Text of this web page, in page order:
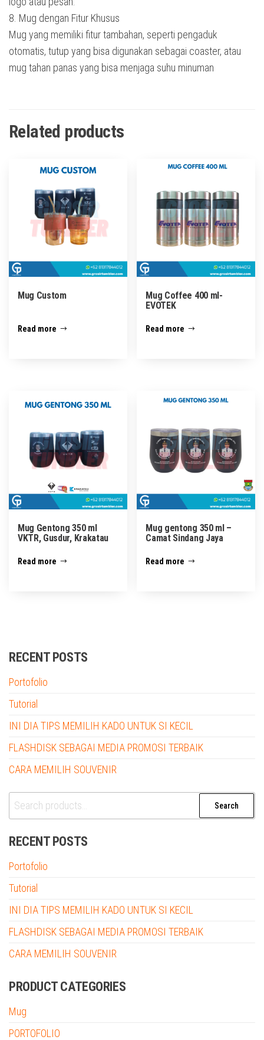
8. Mug dengan Fitur Khusus
Mug yang memiliki fitur tambahan, seperti pengaduk
otomatis, tutup yang bisa digunakan sebagai coaster, atau
mug tahan panas yang bisa menjaga suhu minuman
Related products
Mug Custom
Read more
Mug Coffee 400 ml-
EVOTEK
Read more
Mug Gentong 350 ml
VKTR, Gusdur, Krakatau
Read more
Mug gentong 350 ml –
Camat Sindang Jaya
Read more
RECENT POSTS
Portofolio
Tutorial
INI DIA TIPS MEMILIH KADO UNTUK SI KECIL
FLASHDISK SEBAGAI MEDIA PROMOSI TERBAIK
CARA MEMILIH SOUVENIR
Search
for:
Search
RECENT POSTS
Portofolio
Tutorial
INI DIA TIPS MEMILIH KADO UNTUK SI KECIL
FLASHDISK SEBAGAI MEDIA PROMOSI TERBAIK
CARA MEMILIH SOUVENIR
PRODUCT CATEGORIES
Mug
PORTOFOLIO